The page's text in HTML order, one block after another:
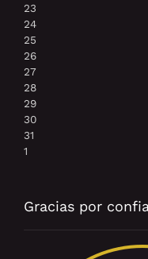
23
24
25
26
27
28
29
30
31
1
Gracias por